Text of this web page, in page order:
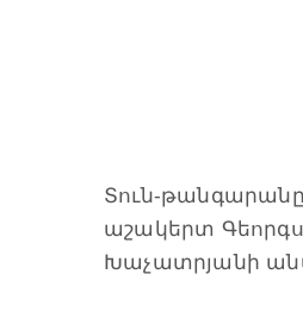
Տուն-
աշակերտ
Խաչատրյանի